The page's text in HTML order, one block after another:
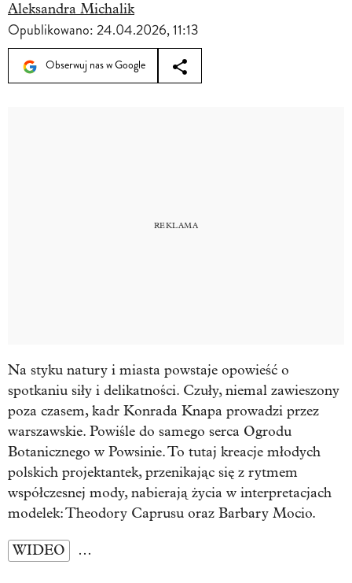
Aleksandra Michalik
Opublikowano:24.04.2026, 11:13
Obserwuj nas w Google
Na styku natury i miasta powstaje opowieść o
spotkaniu siły i delikatności. Czuły, niemal zawieszony
poza czasem, kadr Konrada Knapa prowadzi przez
warszawskie. Powiśle do samego serca Ogrodu
Botanicznego w Powsinie. To tutaj kreacje młodych
polskich projektantek, przenikając się z rytmem
współczesnej mody, nabierają życia w interpretacjach
modelek: Theodory Caprusu oraz Barbary Mocio.
WIDEO …